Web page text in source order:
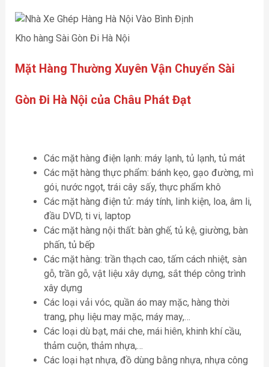
Kho hàng Sài Gòn Đi Hà Nội
Mặt Hàng Thường Xuyên Vận Chuyển Sài
Gòn Đi Hà Nội của Châu Phát Đạt
Các mặt hàng điện lạnh: máy lạnh, tủ lạnh, tủ mát
Các mặt hàng thực phẩm: bánh kẹo, gạo đường, mì
gói, nước ngọt, trái cây sấy, thực phẩm khô
Các mặt hàng điện tử: máy tính, linh kiện, loa, âm li,
đầu DVD, ti vi, laptop
Các mặt hàng nội thất: bàn ghế, tủ kệ, giường, bàn
phấn, tủ bếp
Các mặt hàng: trần thạch cao, tấm cách nhiệt, sàn
gỗ, trần gỗ, vật liệu xây dựng, sắt thép công trình
xây dựng
Các loại vải vóc, quần áo may mặc, hàng thời
trang, phụ liệu may mặc, máy may,…
Các loại dù bạt, mái che, mái hiên, khinh khí cầu,
thảm cuộn, thảm nhựa,…
Các loại hạt nhựa, đồ dùng bằng nhựa, nhựa công